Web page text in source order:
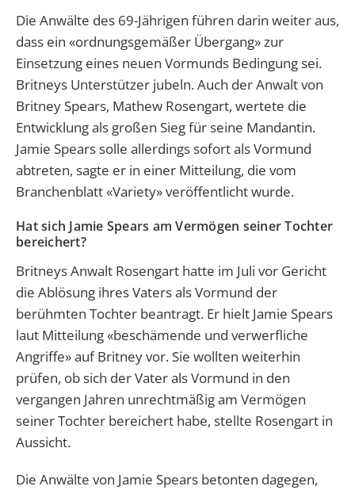
Die Anwälte des 69-Jährigen führen darin weiter aus,
dass ein «ordnungsgemäßer Übergang» zur
Einsetzung eines neuen Vormunds Bedingung sei.
Britneys Unterstützer jubeln. Auch der Anwalt von
Britney Spears, Mathew Rosengart, wertete die
Entwicklung als großen Sieg für seine Mandantin.
Jamie Spears solle allerdings sofort als Vormund
abtreten, sagte er in einer Mitteilung, die vom
Branchenblatt «Variety» veröffentlicht wurde.
Hat sich Jamie Spears am Vermögen seiner Tochter
bereichert?
Britneys Anwalt Rosengart hatte im Juli vor Gericht
die Ablösung ihres Vaters als Vormund der
berühmten Tochter beantragt. Er hielt Jamie Spears
laut Mitteilung «beschämende und verwerfliche
Angriffe» auf Britney vor. Sie wollten weiterhin
prüfen, ob sich der Vater als Vormund in den
vergangen Jahren unrechtmäßig am Vermögen
seiner Tochter bereichert habe, stellte Rosengart in
Aussicht.
Die Anwälte von Jamie Spears betonten dagegen,